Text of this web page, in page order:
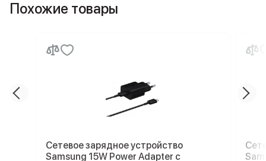
Похожие товары
Сетевое зарядное устройство
Samsung 15W Power Adapter с